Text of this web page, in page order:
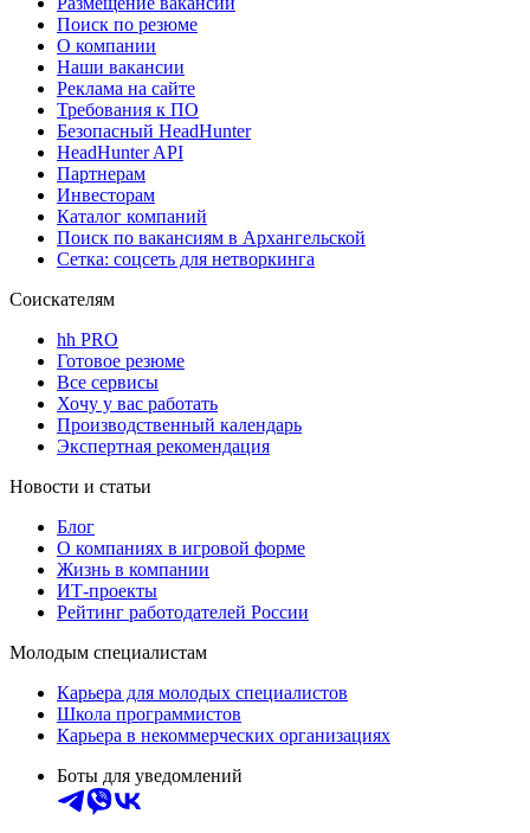
Поиск по резюме
О компании
Наши вакансии
Реклама на сайте
Требования к ПО
Безопасный HeadHunter
HeadHunter API
Партнерам
Инвесторам
Каталог компаний
Поиск по вакансиям в Архангельской
Сетка: соцсеть для нетворкинга
Соискателям
hh PRO
Готовое резюме
Все сервисы
Хочу у вас работать
Производственный календарь
Экспертная рекомендация
Новости и статьи
Блог
О компаниях в игровой форме
Жизнь в компании
ИТ-проекты
Рейтинг работодателей России
Молодым специалистам
Карьера для молодых специалистов
Школа программистов
Карьера в некоммерческих организациях
Боты для уведомлений